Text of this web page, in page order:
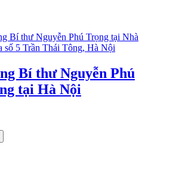
Bí thư Nguyễn Phú
tại Hà Nội